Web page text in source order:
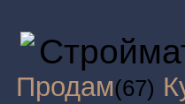
Продам(67)